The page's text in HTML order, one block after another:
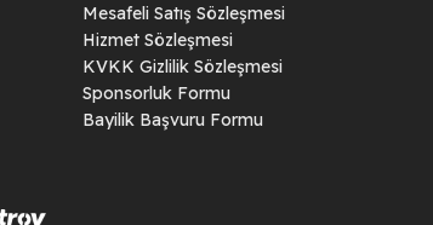
Mesafeli Satış Sözleşmesi
Hizmet Sözleşmesi
KVKK Gizlilik Sözleşmesi
Sponsorluk Formu
Bayilik Başvuru Formu